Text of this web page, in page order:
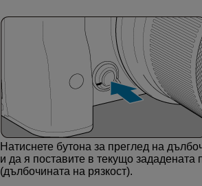
Натиснете бутона за преглед на
и да я поставите в текущо
(дълбочината на рязкост).